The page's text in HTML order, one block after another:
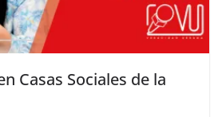
Casas Sociales de la